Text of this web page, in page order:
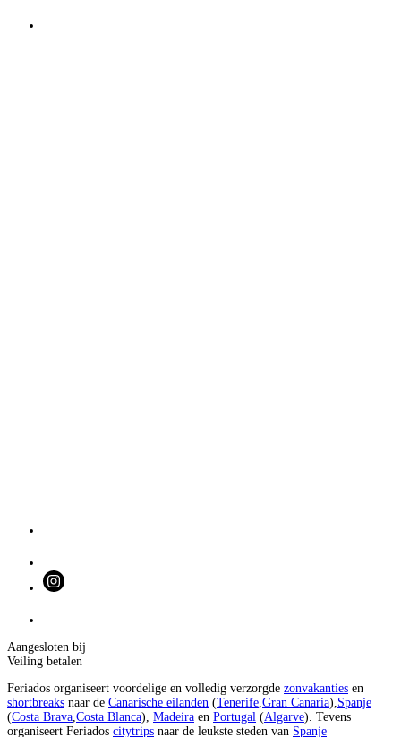
Aangesloten bij
Veiling betalen
Feriados organiseert voordelige en volledig verzorgde zonvakanties en
shortbreaks naar de Canarische eilanden (Tenerife,Gran Canaria),Spanje
(Costa Brava,Costa Blanca), Madeira en Portugal (Algarve). Tevens
organiseert Feriados citytrips naar de leukste steden van Spanje